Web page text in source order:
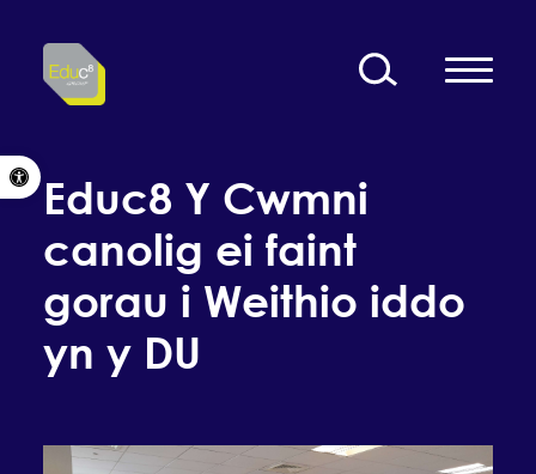
Open toolbar
Educ8 Y Cwmni
canolig ei faint
gorau i Weithio iddo
yn y DU